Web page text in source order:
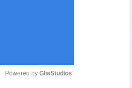
Powered by GliaStudios